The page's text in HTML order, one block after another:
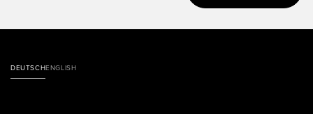
DEUTSCHENGLISH